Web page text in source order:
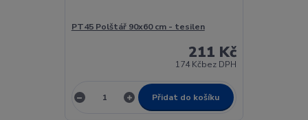
PT45 Polštář 90x60 cm - tesilen
211 Kč
174 Kčbez DPH
Přidat do košíku